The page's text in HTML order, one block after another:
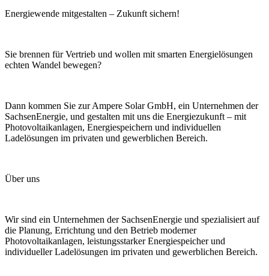
Energiewende mitgestalten – Zukunft sichern!
Sie brennen für Vertrieb und wollen mit smarten Energielösungen
echten Wandel bewegen?
Dann kommen Sie zur Ampere Solar GmbH, ein Unternehmen der
SachsenEnergie, und gestalten mit uns die Energiezukunft – mit
Photovoltaikanlagen, Energiespeichern und individuellen
Ladelösungen im privaten und gewerblichen Bereich.
Über uns
Wir sind ein Unternehmen der SachsenEnergie und spezialisiert auf
die Planung, Errichtung und den Betrieb moderner
Photovoltaikanlagen, leistungsstarker Energiespeicher und
individueller Ladelösungen im privaten und gewerblichen Bereich.